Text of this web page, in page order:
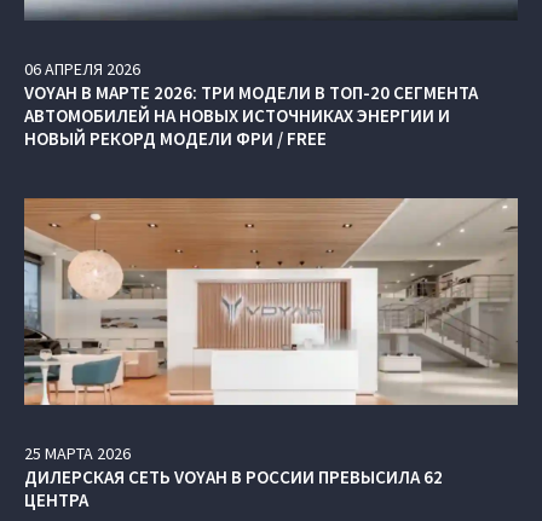
06АПРЕЛЯ 2026
VOYAH В МАРТЕ 2026: ТРИ МОДЕЛИ В ТОП-20 СЕГМЕНТА
АВТОМОБИЛЕЙ НА НОВЫХ ИСТОЧНИКАХ ЭНЕРГИИ И
НОВЫЙ РЕКОРД МОДЕЛИ ФРИ / FREE
25 МАРТА 2026
ДИЛЕРСКАЯ СЕТЬ VOYAH В РОССИИ ПРЕВЫСИЛА 62
ЦЕНТРА